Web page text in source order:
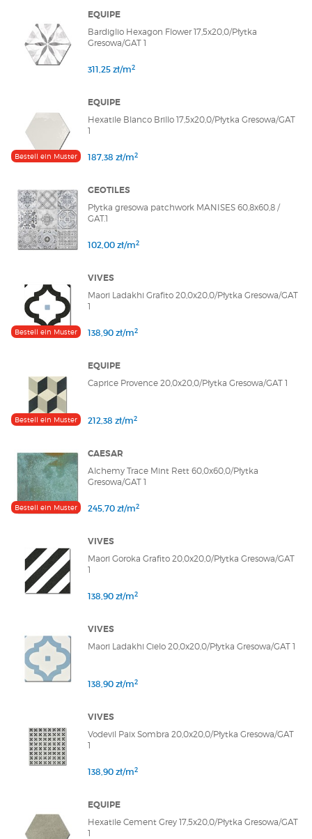
EQUIPE
Bardiglio Hexagon Flower 17,5x20,0/Płytka
Gresowa/GAT 1
311,25 zł/m2
Bestell ein Muster
EQUIPE
Hexatile Blanco Brillo 17,5x20,0/Płytka Gresowa/GAT
1
187,38 zł/m2
GEOTILES
Płytka gresowa patchwork MANISES 60,8x60,8 /
GAT.1
102,00 zł/m2
Bestell ein Muster
VIVES
Maori Ladakhi Grafito 20,0x20,0/Płytka Gresowa/GAT
1
138,90 zł/m2
Bestell ein Muster
EQUIPE
Caprice Provence 20,0x20,0/Płytka Gresowa/GAT 1
212,38 zł/m2
Bestell ein Muster
CAESAR
Alchemy Trace Mint Rett 60,0x60,0/Płytka
Gresowa/GAT 1
245,70 zł/m2
VIVES
Maori Goroka Grafito 20,0x20,0/Płytka Gresowa/GAT
1
138,90 zł/m2
VIVES
Maori Ladakhi Cielo 20,0x20,0/Płytka Gresowa/GAT 1
138,90 zł/m2
VIVES
Vodevil Paix Sombra 20,0x20,0/Płytka Gresowa/GAT
1
138,90 zł/m2
EQUIPE
Hexatile Cement Grey 17,5x20,0/Płytka Gresowa/GAT
1